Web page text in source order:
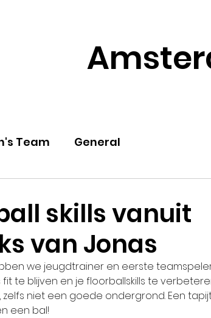
Team General
skills vanuit
van Jonas
we jeugdtrainer en eerste
te blijven en je floorballskills te
niet een goede ondergrond. Een
een bal!